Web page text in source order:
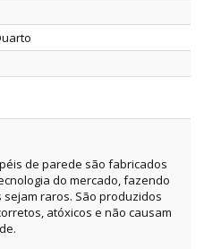
de parede são fabricados
do mercado, fazendo
raros. São produzidos
atóxicos e não causam